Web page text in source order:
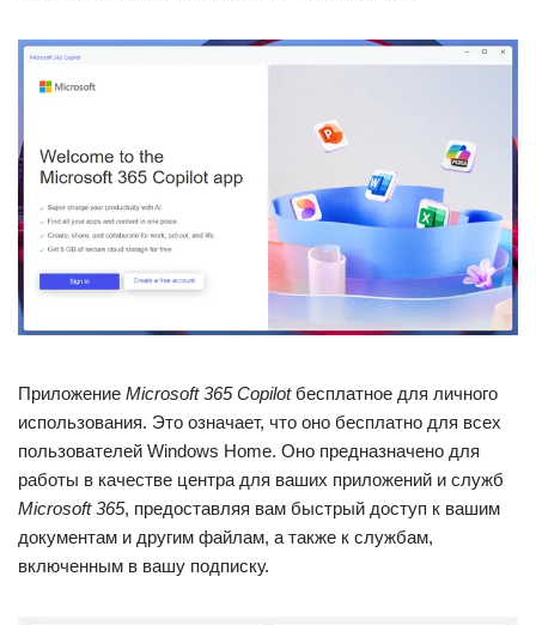
Приложение Microsoft 365 Copilotбесплатное для личного
использования. Это означает, что оно бесплатно для всех
пользователей Windows Home. Оно предназначено для
работы в качестве центра для ваших приложений и служб
Microsoft 365, предоставляя вам быстрый доступ к вашим
документам и другим файлам, а также к службам,
включенным в вашу подписку.